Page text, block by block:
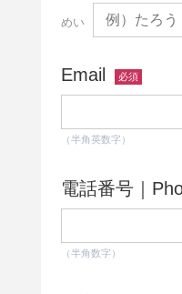
Email 必須
（半角英数字）
電話番号｜
（半角数字）